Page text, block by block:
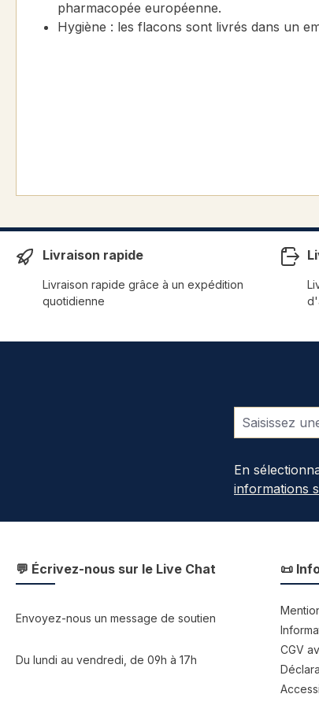
pharmacopée européenne.
Hygiène : les flacons sont livrés dans un
Livraison rapide
Livraison rapide grâce à un expédition
quotidienne
En
informations
💬 Écrivez-nous sur le Live Chat
Envoyez-nous un message de soutien
Du lundi au vendredi, de 09h à 17h
📜
CGV